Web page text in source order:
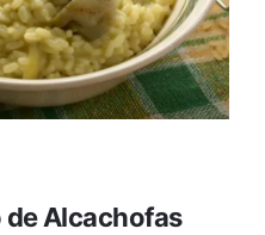
de Alcachofas